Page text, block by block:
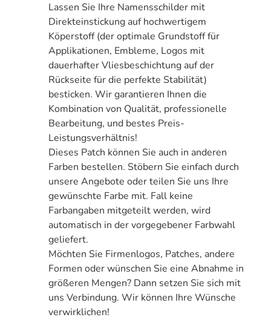
Lassen Sie Ihre Namensschilder mit
Direkteinstickung auf hochwertigem
Köperstoff (der optimale Grundstoff für
Applikationen, Embleme, Logos mit
dauerhafter Vliesbeschichtung auf der
Rückseite für die perfekte Stabilität)
besticken. Wir garantieren Ihnen die
Kombination von Qualität, professionelle
Bearbeitung, und bestes Preis-
Leistungsverhältnis!
Dieses Patch können Sie auch in anderen
Farben bestellen. Stöbern Sie einfach durch
unsere Angebote oder teilen Sie uns Ihre
gewünschte Farbe mit. Fall keine
Farbangaben mitgeteilt werden, wird
automatisch in der vorgegebener Farbwahl
geliefert.
Möchten Sie Firmenlogos, Patches, andere
Formen oder wünschen Sie eine Abnahme in
größeren Mengen? Dann setzen Sie sich mit
uns Verbindung. Wir können Ihre Wünsche
verwirklichen!